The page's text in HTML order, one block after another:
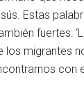
Estas
fuertes:
los migrantes
con